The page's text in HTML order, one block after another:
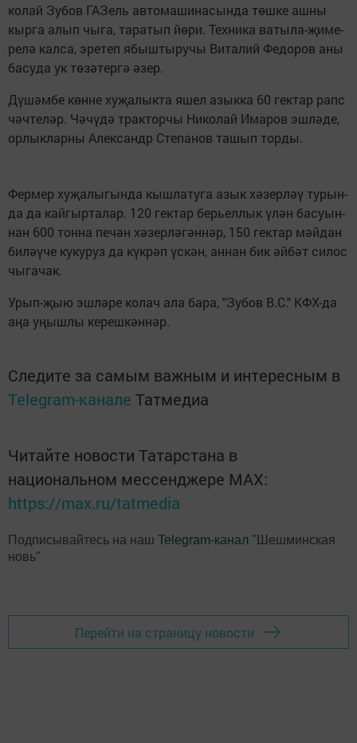
ко­лай Зу­бов ГА­Зель ав­то­ма­ши­на­сын­да төш­ке аш­ны
кыр­га алып чы­га, та­ра­тып йө­ри. Тех­ни­ка ва­ты­ла-җи­ме­
ре­лә кал­са, эре­теп ябыш­ты­ру­чы Ви­та­лий Фе­до­ров аны
ба­су­да ук тө­зә­тер­гә әзер.
Дү­шәм­бе көн­не ху­җа­лык­та яшел азык­ка 60 гек­тар рапс
чәч­те­ләр. Чә­чү­дә трак­тор­чы Ни­ко­лай Има­ров эш­лә­де,
ор­лык­лар­ны Алек­сандр Сте­па­нов та­шып тор­ды.
Фер­мер ху­җа­лы­гын­да кыш­ла­ту­га азык хә­зер­ләү ту­рын­
да да кай­гыр­та­лар. 120 гек­тар берь­ел­лык үлән ба­су­ын­
нан 600 тон­на пе­чән хә­зер­лә­гән­нәр, 150 гек­тар мәй­дан
би­ләү­че ку­ку­руз да күк­рәп үс­кән, ан­нан бик әй­бәт си­лос
чы­га­чак.
Урып-җыю эш­лә­ре ко­лач ала ба­ра, "Зу­бов В.С." КФХ-да
аңа уңыш­лы ке­реш­кән­нәр.
Следите за самым важным и интересным в
Telegram-канале Татмедиа
Читайте новости Татарстана в
национальном мессенджере MАХ:
https://max.ru/tatmedia
Подписывайтесь на наш Telegram-канал "Шешминская
новь"
Перейти на страницу новости